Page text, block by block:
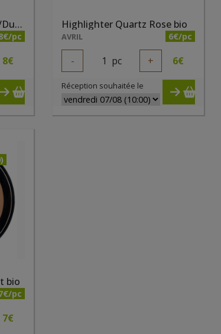
Highlighter Champagne/Dune bio
pc
8€
Highlighter Quartz Rose bio
AVRIL 6€/pc
- 1 pc + 6€
Réception souhaitée le
bio
pc
7€